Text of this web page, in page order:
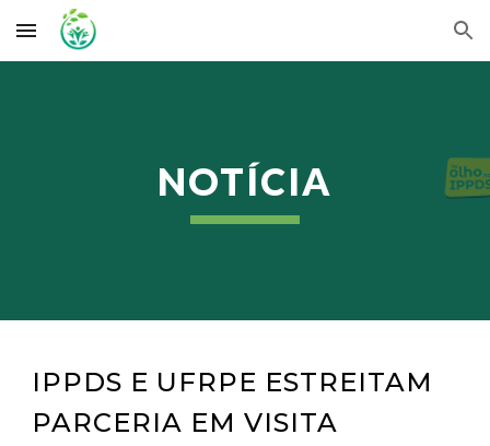
Skip to main content Skip to navigation
NOTÍCIA
IPPDS E UFRPE ESTREITAM
PARCERIA EM VISITA